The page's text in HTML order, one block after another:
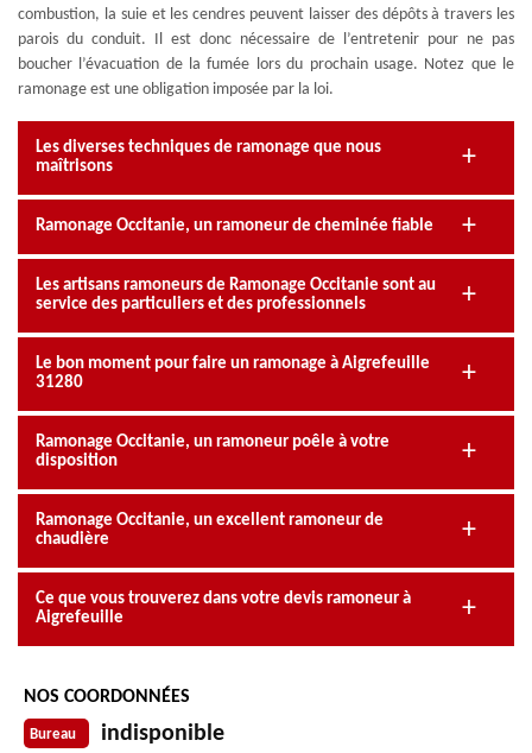
combustion, la suie et les cendres peuvent laisser des dépôts à travers les
parois du conduit. Il est donc nécessaire de l’entretenir pour ne pas
boucher l’évacuation de la fumée lors du prochain usage. Notez que le
ramonage est une obligation imposée par la loi.
Les diverses techniques de ramonage que nous
maîtrisons
Ramonage Occitanie, un ramoneur de cheminée fiable
Les artisans ramoneurs de Ramonage Occitanie sont au
service des particuliers et des professionnels
Le bon moment pour faire un ramonage à Aigrefeuille
31280
Ramonage Occitanie, un ramoneur poêle à votre
disposition
Ramonage Occitanie, un excellent ramoneur de
chaudière
Ce que vous trouverez dans votre devis ramoneur à
Aigrefeuille
NOS COORDONNÉES
Bureau indisponible